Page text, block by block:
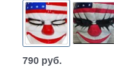
790 руб.